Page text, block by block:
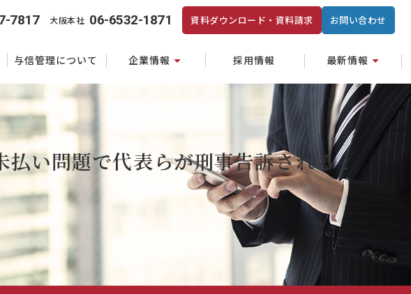
7817 大阪本社 06-6532-1871 資料ダウンロード・資料請求 お問い合わせ
与信管理について 企業情報 採用情報 最新情報
い問題で代表らが刑事告訴される！